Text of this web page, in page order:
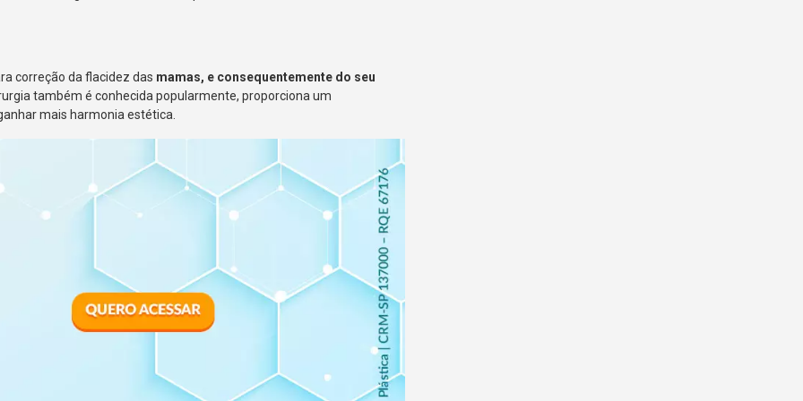
correção da flacidez das mamas, e consequentemente do seu
também é conhecida popularmente, proporciona um
mais harmonia estética.